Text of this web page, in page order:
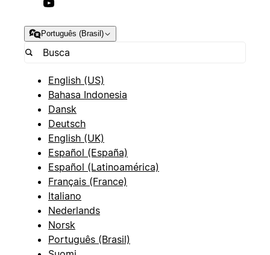
Português (Brasil)
English (US)
Bahasa Indonesia
Dansk
Deutsch
English (UK)
Español (España)
Español (Latinoamérica)
Français (France)
Italiano
Nederlands
Norsk
Português (Brasil)